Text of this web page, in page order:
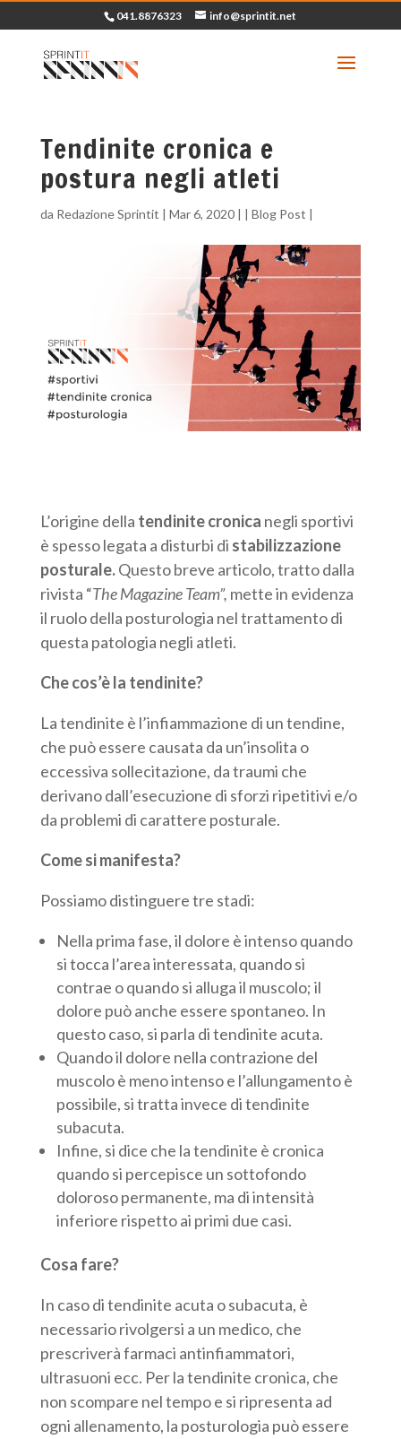
041.8876323 info@sprintit.net
Tendinite cronica e
postura negli atleti
da Redazione Sprintit | Mar 6, 2020| | Blog Post |
L’origine della tendinite cronica negli sportivi
è spesso legata a disturbi di stabilizzazione
posturale.Questo breve articolo, tratto dalla
rivista “The Magazine Team”, mette in evidenza
il ruolo della posturologia nel trattamento di
questa patologia negli atleti.
Che cos’è la tendinite?
La tendinite è l’infiammazione di un tendine,
che può essere causata da un’insolita o
eccessiva sollecitazione, da traumi che
derivano dall’esecuzione di sforzi ripetitivi e/o
da problemi di carattere posturale.
Come si manifesta?
Possiamo distinguere tre stadi:
Nella prima fase, il dolore è intenso quando
si tocca l’area interessata, quando si
contrae o quando si alluga il muscolo; il
dolore può anche essere spontaneo. In
questo caso, si parla di tendinite acuta.
Quando il dolore nella contrazione del
muscolo è meno intenso e l’allungamento è
possibile, si tratta invece di tendinite
subacuta.
Infine, si dice che la tendinite è cronica
quando si percepisce un sottofondo
doloroso permanente, ma di intensità
inferiore rispetto ai primi due casi.
Cosa fare?
In caso di tendinite acuta o subacuta, è
necessario rivolgersi a un medico, che
prescriverà farmaci antinfiammatori,
ultrasuoni ecc. Per la tendinite cronica, che
non scompare nel tempo e si ripresenta ad
ogni allenamento, la posturologia può essere